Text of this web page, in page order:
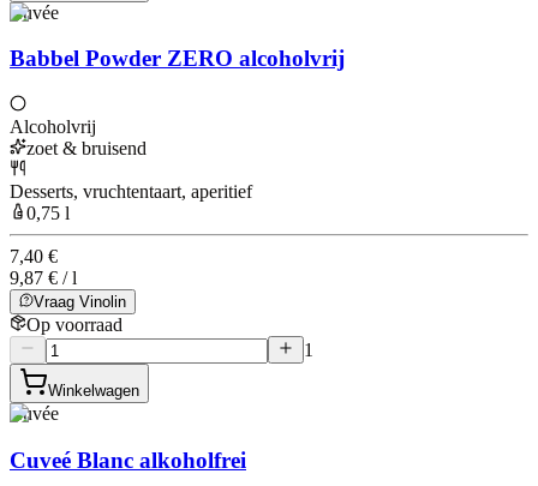
Cuvée
Babbel Powder ZERO alcoholvrij
Alcoholvrij
zoet & bruisend
Desserts, vruchtentaart, aperitief
0,75 l
7,40 €
9,87 € / l
Vraag Vinolin
Op voorraad
1
Winkelwagen
Cuvée
Cuveé Blanc alkoholfrei